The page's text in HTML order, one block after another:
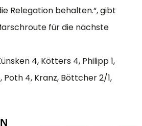
Relegation behalten.“, gibt
für die nächste
4, Kötters 4, Philipp 1,
Poth 4, Kranz, Böttcher 2/1,